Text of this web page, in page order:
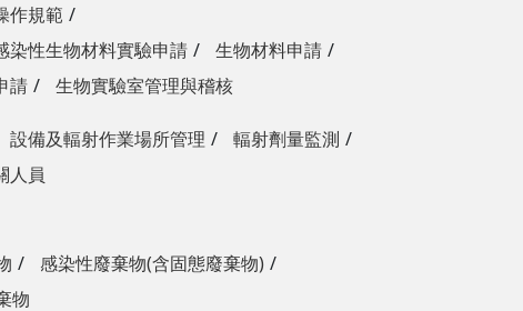
作規範
染性生物材料實驗申請
生物材料申請
請
生物實驗室管理與稽核
設備及輻射作業場所管理
輻射劑量監測
人員
感染性廢棄物(含固態廢棄物)
物